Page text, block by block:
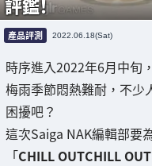
產品評測 2022.06.18(Sat)
時序進入2022年6月中旬
梅雨季節悶熱難耐，不少
困擾吧？
這次Saiga NAK編輯部要
「CHILL OUTCHILL